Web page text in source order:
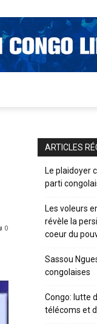
0
ARTICLES
Le plaidoyer
parti
Les voleurs
révèle la
coeur du
Sassou
congolaises
Congo: lutte
télécoms et